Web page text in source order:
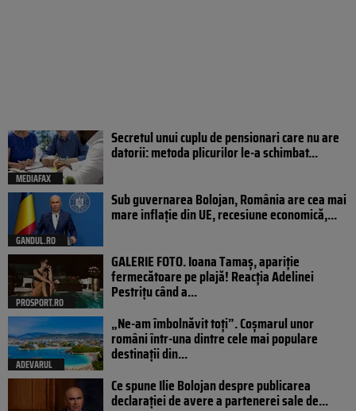
MEDIAFAX
Secretul unui cuplu de pensionari care nu are
datorii: metoda plicurilor le-a schimbat...
GANDUL.RO
Sub guvernarea Bolojan, România are cea mai
mare inflație din UE, recesiune economică,...
PROSPORT.RO
GALERIE FOTO. Ioana Tamaş, apariție
fermecătoare pe plajă! Reacția Adelinei
Pestrițu când a...
ADEVARUL
„Ne-am îmbolnăvit toți”. Coșmarul unor
români într-una dintre cele mai populare
destinații din...
Ce spune Ilie Bolojan despre publicarea
declarației de avere a partenerei sale de...